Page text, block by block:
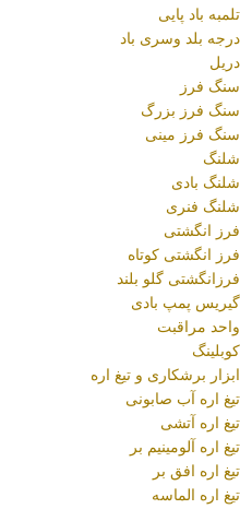
تلمبه باد پایی
درجه بلد وسری باد
دریل
سنگ فرز
سنگ فرز بزرگ
سنگ فرز مینی
شلنگ
شلنگ بادی
شلنگ فنری
فرز انگشتی
فرز انگشتی کوتاه
فرزانگشتی گلو بلند
گیریس پمپ بادی
واحد مراقبت
کوبلینگ
ابزار برشکاری و تیغ اره
تیغ اره آب صابونی
تیغ اره آتشی
تیغ اره آلومینیم بر
تیغ اره افق بر
تیغ اره الماسه